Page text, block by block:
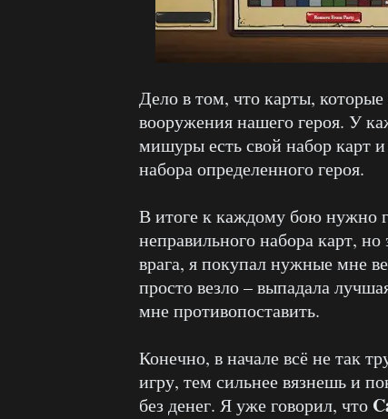
Дело в том, что карты,
вооружения нашего героя. У
мишуры есть свой набор карт
набора определенного героя.
В итоге к каждому бою нужно
неправильного набора карт,
врага, я покупал нужные мне
просто везло – выпадала
мне противопоставить.
Конечно, в начале всё не так
игру, тем сильнее вязнешь и
без денег. Я уже говорил, что